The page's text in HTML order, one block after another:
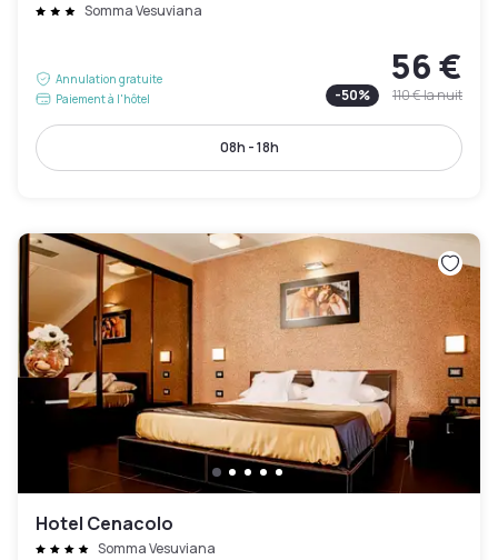
Somma Vesuviana
Annulation gratuite
Paiement à l'hôtel
56 €
-50% 110 €la nuit
08h - 18h
Hotel Cenacolo
Somma Vesuviana